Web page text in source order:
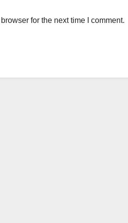
for the next time I comment.